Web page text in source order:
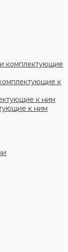
к
к ним